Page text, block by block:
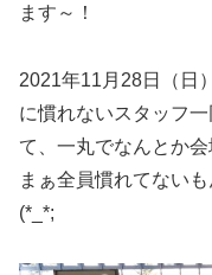
ます～！
2021年11月28日（日
に慣れないスタッフ
て、一丸でなんとか会
まぁ全員慣れてない
(*_*;